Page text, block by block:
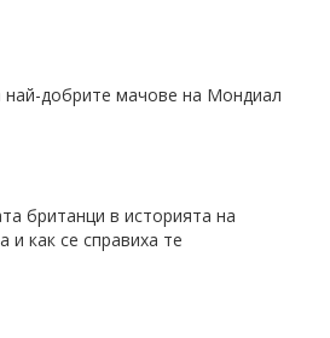
най-добрите мачове на Мондиал
британци в историята на
и как се справиха те